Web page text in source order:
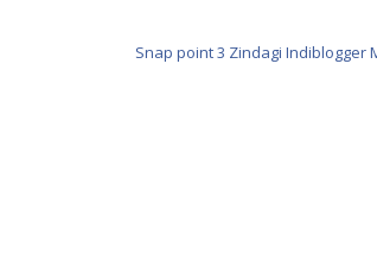
Snap point 3 Zindagi Indiblogger